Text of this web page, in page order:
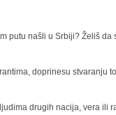
putu našli u Srbiji? Želiš da
doprinesu stvaranju
drugih nacija, vera ili